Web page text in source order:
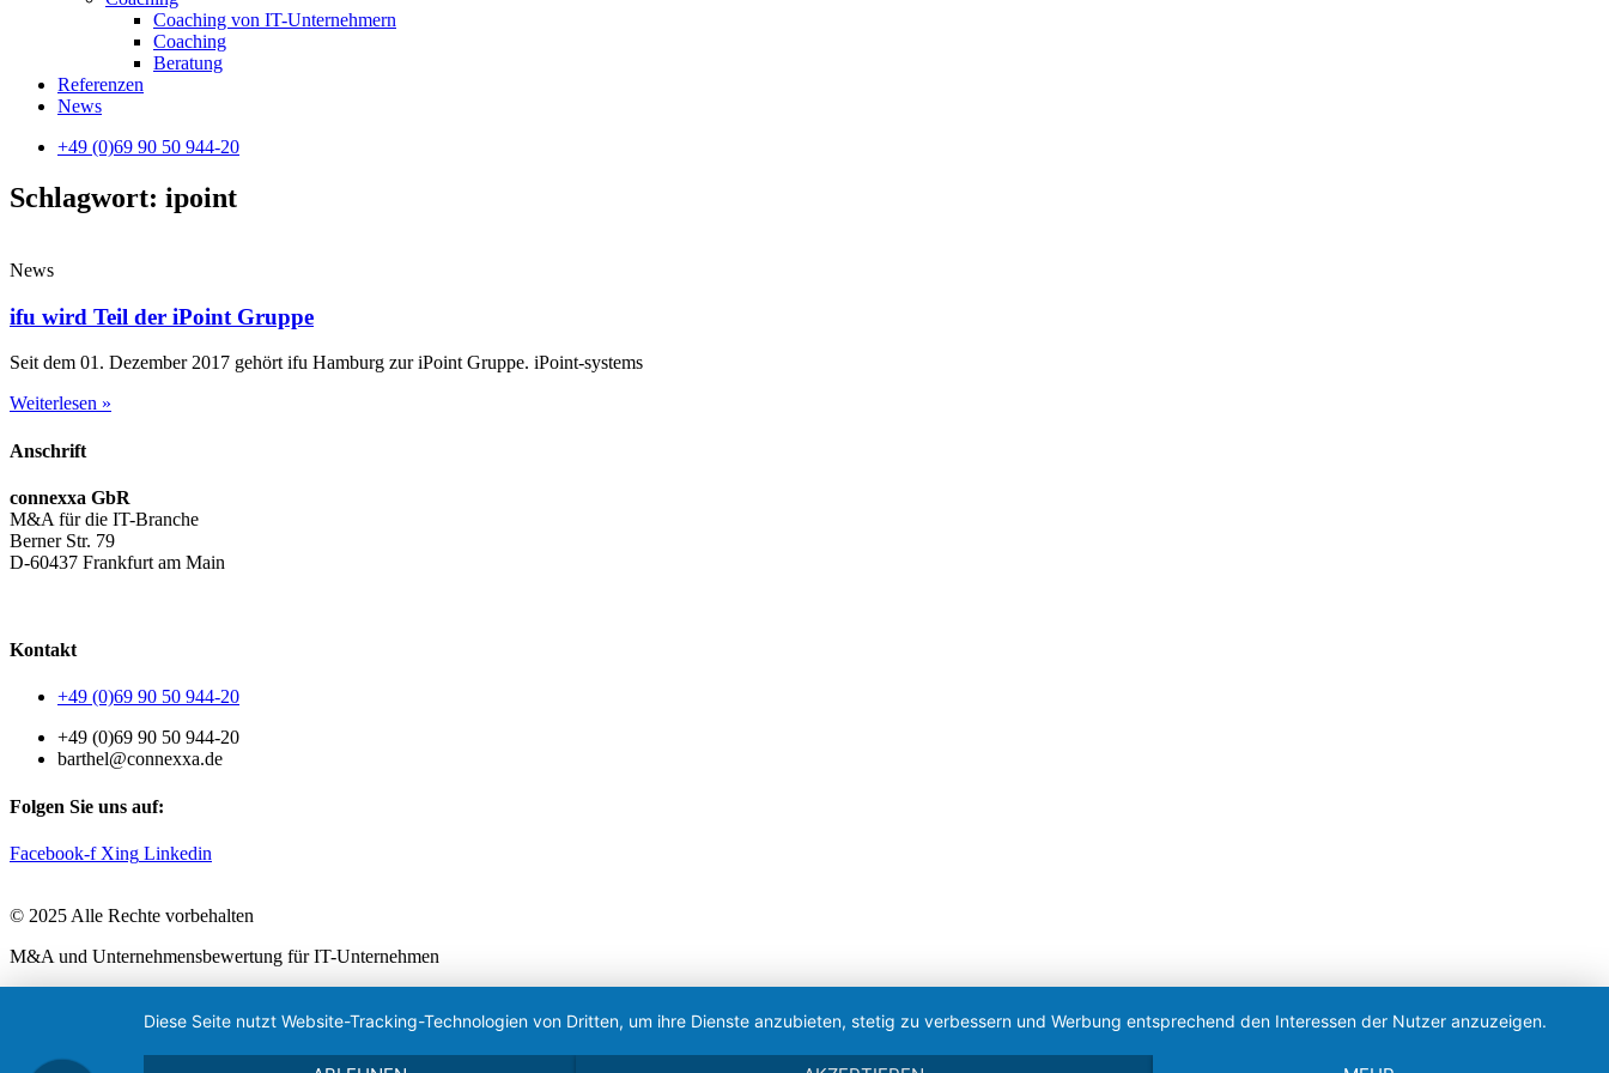
Coaching von IT-Unternehmern
Coaching
Beratung
Referenzen
News
+49 (0)69 90 50 944-20
Schlagwort: ipoint
News
ifu wird Teil der iPoint Gruppe
Seit dem 01. Dezember 2017 gehört ifu Hamburg zur iPoint Gruppe. iPoint-systems
Weiterlesen »
Anschrift
connexxa GbR
M&A für die IT-Branche
Berner Str. 79
D-60437 Frankfurt am Main
Kontakt
+49 (0)69 90 50 944-20
+49 (0)69 90 50 944-20
barthel@connexxa.de
Folgen Sie uns auf:
Facebook-f Xing Linkedin
© 2025 Alle Rechte vorbehalten
M&A und Unternehmensbewertung für IT-Unternehmen
Diese Seite nutzt Website-Tracking-Technologien von Dritten, um ihre Dienste anzubieten, stetig zu verbessern und Werbung entsprechend den Interessen der Nutzer anzuzeigen.